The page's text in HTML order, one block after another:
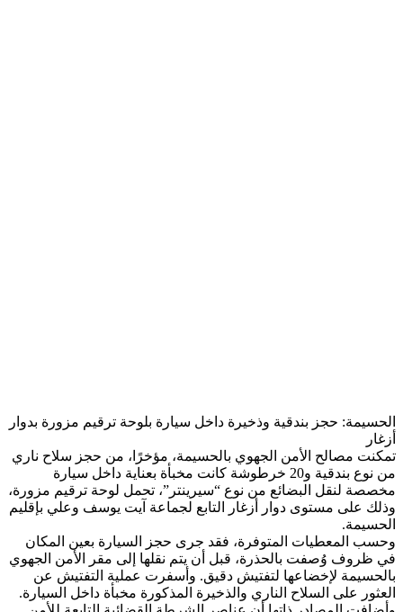
الحسيمة: حجز بندقية وذخيرة داخل سيارة بلوحة ترقيم مزورة بدوار
أزغار
تمكنت مصالح الأمن الجهوي بالحسيمة، مؤخرًا، من حجز سلاح ناري
من نوع بندقية و20 خرطوشة كانت مخبأة بعناية داخل سيارة
مخصصة لنقل البضائع من نوع “سيرينتر”، تحمل لوحة ترقيم مزورة،
وذلك على مستوى دوار أزغار التابع لجماعة آيت يوسف وعلي بإقليم
الحسيمة.
وحسب المعطيات المتوفرة، فقد جرى حجز السيارة بعين المكان
في ظروف وُصفت بالحذرة، قبل أن يتم نقلها إلى مقر الأمن الجهوي
بالحسيمة لإخضاعها لتفتيش دقيق. وأسفرت عملية التفتيش عن
العثور على السلاح الناري والذخيرة المذكورة مخبأة داخل السيارة.